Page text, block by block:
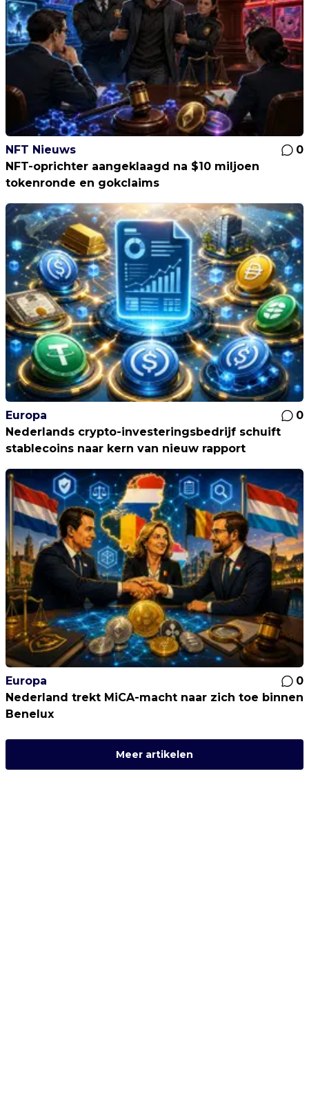
NFT Nieuws
0
NFT-oprichter aangeklaagd na $10 miljoen
tokenronde en gokclaims
Europa
0
Nederlands crypto-investeringsbedrijf schuift
stablecoins naar kern van nieuw rapport
Europa
0
Nederland trekt MiCA-macht naar zich toe binnen
Benelux
Meer artikelen